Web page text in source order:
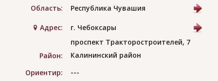
Область: Республика Чувашия
Адрес:
г. Чебоксары
проспект Тракторостроителей, 7
Район:
Калининский район
Ориентир:
---